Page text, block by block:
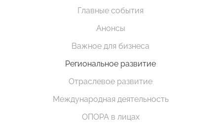
Главные события
Анонсы
Важное для бизнеса
Региональное развитие
Отраслевое развитие
Международная деятельность
ОПОРА в лицах